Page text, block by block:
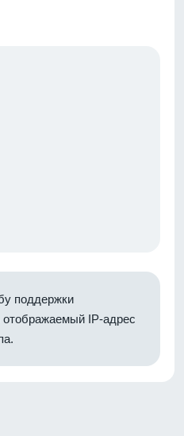
поддержки
отображаемый IP-адрес